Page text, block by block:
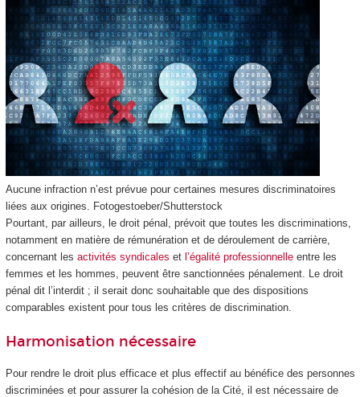
Aucune infraction n’est prévue pour certaines mesures discriminatoires
liées aux origines.
Fotogestoeber/Shutterstock
Pourtant, par ailleurs, le droit pénal, prévoit que toutes les discriminations,
notamment en matière de rémunération et de déroulement de carrière,
concernant les activités syndicales et l’égalité professionnelleentre les
femmes et les hommes, peuvent être sanctionnées pénalement. Le droit
pénal dit l’interdit ; il serait donc souhaitable que des dispositions
comparables existent pour tous les critères de discrimination.
Harmonisation nécessaire
Pour rendre le droit plus efficace et plus effectif au bénéfice des personnes
discriminées et pour assurer la cohésion de la Cité, il est nécessaire de